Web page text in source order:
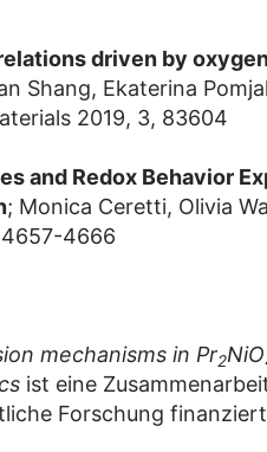
driven by
Shang, Ekaterina
2019, 3, 83604
and Redox Behavior
; Monica Ceretti, Olivia
4657-4666
mechanisms in Pr2NiO
ist eine
Forschung